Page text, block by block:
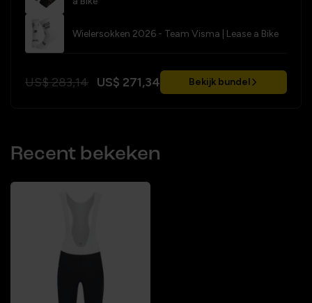
Wielersokken 2026 - Team Visma | Lease a Bike
US$ 283,14 US$ 271,34 Bekijk bundel
Recent bekeken